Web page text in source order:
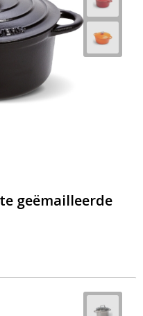
geëmailleerde